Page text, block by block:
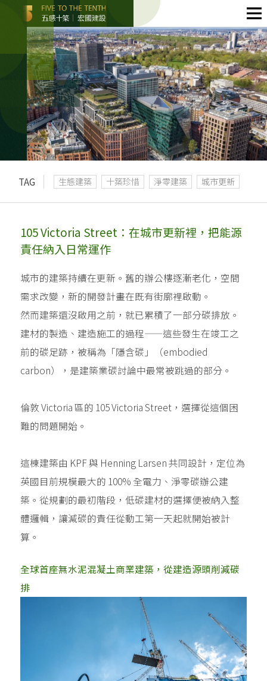
TAG 生態建築 十築珍惜 淨零建築 城市更新
105 Victoria Street：在城市更新裡，把能源
責任納入日常運作
城市的建築持續在更新。舊的辦公樓逐漸老化，空間
需求改變，新的開發計畫在既有街廓裡啟動。
然而建築還沒啟用之前，就已累積了一部分碳排放。
建材的製造、建造施工的過程——這些發生在竣工之
前的碳足跡，被稱為「隱含碳」（embodied
carbon），是建築業碳討論中最常被跳過的部分。
倫敦 Victoria 區的 105 Victoria Street，選擇從這個困
難的問題開始。
這棟建築由 KPF 與 Henning Larsen 共同設計，定位為
英國目前規模最大的 100% 全電力、淨零碳辦公建
築。從規劃的最初階段，低碳建材的選擇便被納入整
體邏輯，讓減碳的責任從動工第一天起就開始被計
算。
全球首座無水泥混凝土商業建築，從建造源頭削減碳
排